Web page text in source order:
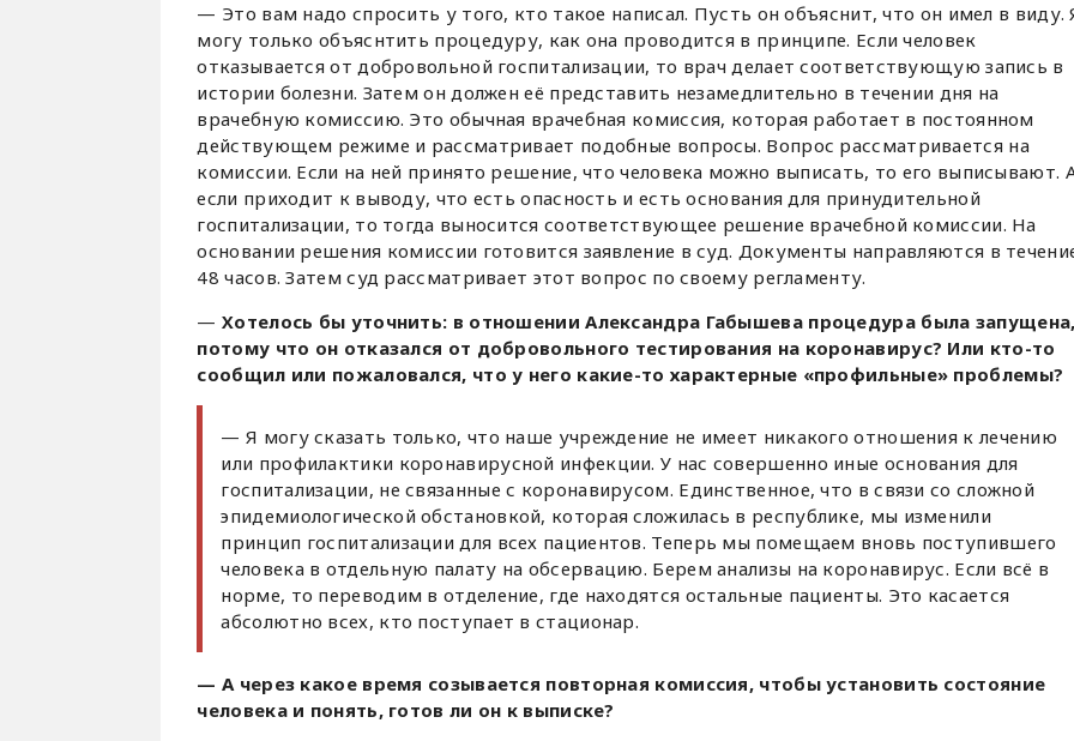
— Это вам надо спросить у того, кто такое написал. Пусть он объяснит, что он имел в виду.
могу только объяснтить процедуру, как она проводится в принципе. Если человек
отказывается от добровольной госпитализации, то врач делает соответствующую запись в
истории болезни. Затем он должен её представить незамедлительно в течении дня на
врачебную комиссию. Это обычная врачебная комиссия, которая работает в постоянном
действующем режиме и рассматривает подобные вопросы. Вопрос рассматривается на
комиссии. Если на ней принято решение, что человека можно выписать, то его выписывают.
если приходит к выводу, что есть опасность и есть основания для принудительной
госпитализации, то тогда выносится соответствующее решение врачебной комиссии. На
основании решения комиссии готовится заявление в суд. Документы направляются в
48 часов. Затем суд рассматривает этот вопрос по своему регламенту.
— Хотелось бы уточнить: в отношении Александра Габышева процедура была
потому что он отказался от добровольного тестирования на коронавирус? Или кто-то
сообщил или пожаловался, что у него какие-то характерные «профильные» проблемы?
— Я могу сказать только, что наше учреждение не имеет никакого отношения к лечению
или профилактики коронавирусной инфекции. У нас совершенно иные основания для
госпитализации, не связанные с коронавирусом. Единственное, что в связи со сложной
эпидемиологической обстановкой, которая сложилась в республике, мы изменили
принцип госпитализации для всех пациентов. Теперь мы помещаем вновь поступившего
человека в отдельную палату на обсервацию. Берем анализы на коронавирус. Если всё в
норме, то переводим в отделение, где находятся остальные пациенты. Это касается
абсолютно всех, кто поступает в стационар.
— А через какое время созывается повторная комиссия, чтобы установить состояние
человека и понять, готов ли он к выписке?